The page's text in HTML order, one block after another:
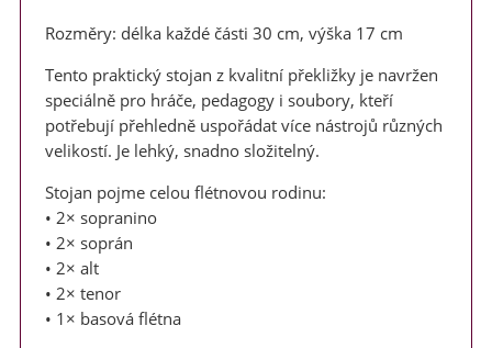
Rozměry: délka každé části 30 cm, výška 17 cm
Tento praktický stojan z kvalitní překližky je navržen
speciálně pro hráče, pedagogy i soubory, kteří
potřebují přehledně uspořádat více nástrojů různých
velikostí. Je lehký, snadno složitelný.
Stojan pojme celou flétnovou rodinu:
• 2× sopranino
• 2× soprán
• 2× alt
• 2× tenor
• 1× basová flétna